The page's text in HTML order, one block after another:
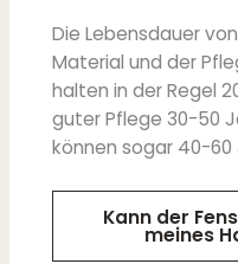
Die Lebensdauer
Material und der
halten in der Regel
guter Pflege 30-50
können sogar 40-
Kann der
meines